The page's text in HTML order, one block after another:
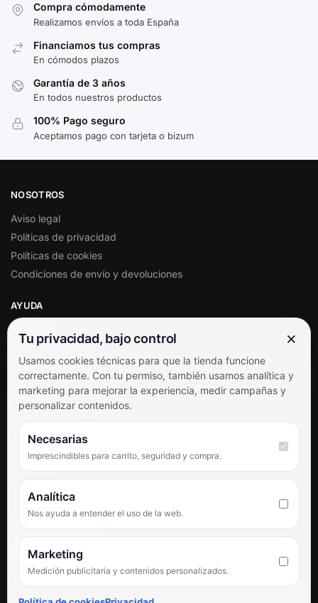
Compra cómodamente
Realizamos envíos a toda España
Financiamos tus compras
En cómodos plazos
Garantía de 3 años
En todos nuestros productos
100% Pago seguro
Aceptamos pago con tarjeta o bizum
NOSOTROS
Aviso legal
Políticas de privacidad
Políticas de cookies
Condiciones de envío y devoluciones
AYUDA
Soporte al cliente
Contacto
Términos y condiciones
Preguntas frecuentes
SÍGUENOS
Facebook
TikTok
PUNTUACIÓN DE 4,6 SOBRE 5 EN GOOGLE
★★★★★
Tu privacidad, bajo control ×
Usamos cookies técnicas para que la tienda funcione
correctamente. Con tu permiso, también usamos analítica y
marketing para mejorar la experiencia, medir campañas y
personalizar contenidos.
Necesarias
Imprescindibles para carrito, seguridad y compra.
Analítica
Nos ayuda a entender el uso de la web.
Marketing
Medición publicitaria y contenidos personalizados.